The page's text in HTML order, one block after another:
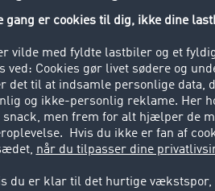
marts i hele Europa på 79 % og
med 4 procentpoint og februar
sig dermed stærkere, end
disponering og sikring af
tilsvarende: I 1. kvartal
året før. Fragtandelen lå på 68
over niveauet året før